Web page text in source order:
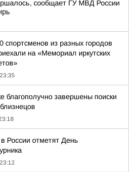
сообщает ГУ МВД России
спортсменов из разных городов
на «Мемориал иркутских
благополучно завершены поиски
в России отметят День